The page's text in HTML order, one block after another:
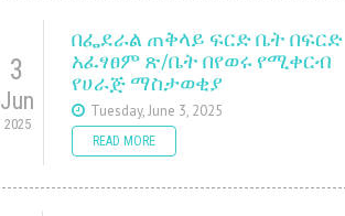
3
Jun
2025
በፌደራል ጠቅላይ ፍርድ ቤት በፍርድ
አፈፃፀም ጽ/ቤት በየወሩ የሚቀርብ
የሀራጅ ማስታወቂያ
Tuesday, June 3, 2025
READ MORE